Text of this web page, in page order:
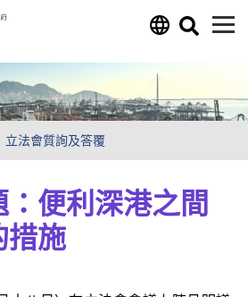
立法會質詢及答覆
便利深港之間
措施